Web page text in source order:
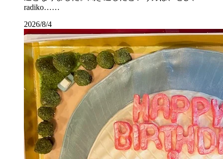
radiko……
2026/8/4